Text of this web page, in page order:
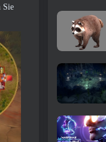
Sie